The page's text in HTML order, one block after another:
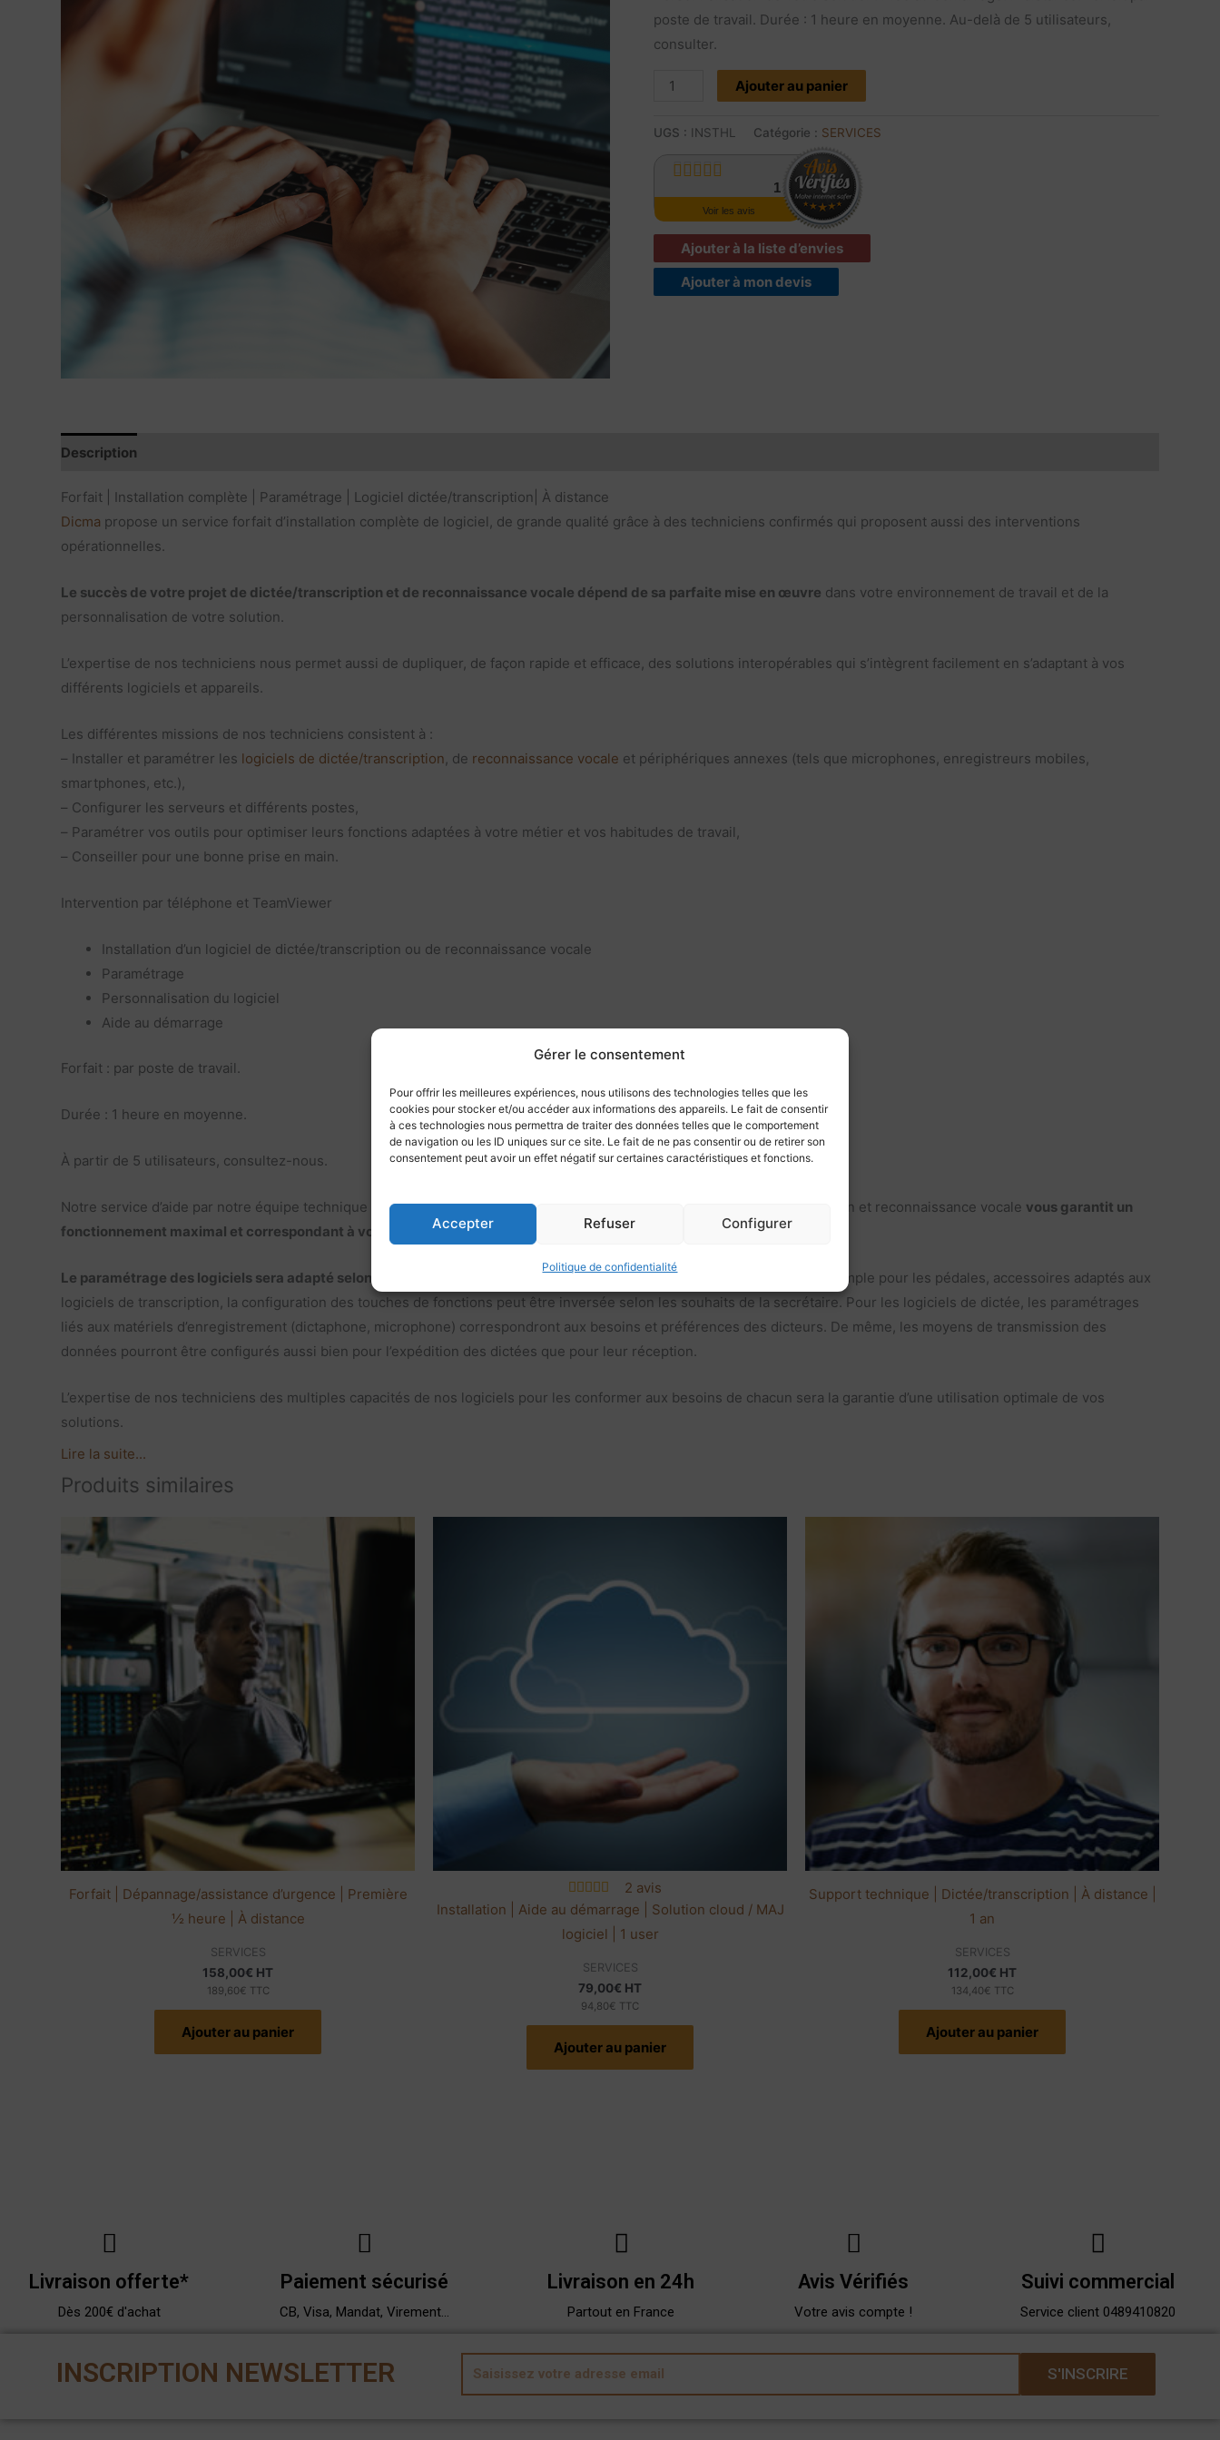
Gérer le consentement
Pour offrir les meilleures expériences, nous utilisons des technologies telles que les
cookies pour stocker et/ou accéder aux informations des appareils. Le fait de consentir
à ces technologies nous permettra de traiter des données telles que le comportement
de navigation ou les ID uniques sur ce site. Le fait de ne pas consentir ou de retirer son
consentement peut avoir un effet négatif sur certaines caractéristiques et fonctions.
Accepter Refuser Configurer
Politique de confidentialité
poste de travail. Durée : 1 heure en moyenne. Au-delà de 5 utilisateurs,
consulter.
Logiciel
distance
Ajouter au panier
UGS : INSTHL Catégorie : SERVICES
1
Avis
Voir les avis
Ajouter à la liste d’envies
Ajouter à mon devis
Description
Forfait | Installation complète | Paramétrage | Logiciel dictée/transcription| À distance
Dicma propose un service forfait d’installation complète de logiciel, de grande qualité grâce à des techniciens confirmés qui proposent aussi des interventions
opérationnelles.
Le succès de votre projet de dictée/transcription et de reconnaissance vocale dépend de sa parfaite mise en œuvre dans votre environnement de travail et de la
personnalisation de votre solution.
L’expertise de nos techniciens nous permet aussi de dupliquer, de façon rapide et efficace, des solutions interopérables qui s’intègrent facilement en s’adaptant à vos
différents logiciels et appareils.
Les différentes missions de nos techniciens consistent à :
– Installer et paramétrer les logiciels de dictée/transcription, de reconnaissance vocale et périphériques annexes (tels que microphones, enregistreurs mobiles,
smartphones, etc.),
– Configurer les serveurs et différents postes,
– Paramétrer vos outils pour optimiser leurs fonctions adaptées à votre métier et vos habitudes de travail,
– Conseiller pour une bonne prise en main.
Intervention par téléphone et TeamViewer
Installation d’un logiciel de dictée/transcription ou de reconnaissance vocale
Paramétrage
Personnalisation du logiciel
Aide au démarrage
Forfait : par poste de travail.
Durée : 1 heure en moyenne.
À partir de 5 utilisateurs, consultez-nous.
Notre service d’aide par notre équipe technique pour l’installation et le paramétrage de nos logiciels de dictée, transcription et reconnaissance vocale vous garantit un
fonctionnement maximal et correspondant à vos attentes des solutions digitales.
Le paramétrage des logiciels sera adapté selon vos besoins
et aux habitudes des utilisateurs. Pour ces derniers, par exemple pour les pédales, accessoires adaptés aux
logiciels de transcription, la configuration des touches de fonctions peut être inversée selon les souhaits de la secrétaire. Pour les logiciels de dictée, les paramétrages
liés aux matériels d’enregistrement (dictaphone, microphone) correspondront aux besoins et préférences des dicteurs. De même, les moyens de transmission des
données pourront être configurés aussi bien pour l’expédition des dictées que pour leur réception.
L’expertise de nos techniciens des multiples capacités de nos logiciels pour les conformer aux besoins de chacun sera la garantie d’une utilisation optimale de vos
solutions.
Lire la suite...
Produits similaires
Forfait | Dépannage/assistance d’urgence | Première
½ heure | À distance
SERVICES
158,00€ HT
189,60€ TTC
Ajouter au panier
2 avis
Installation | Aide au démarrage | Solution cloud / MAJ
logiciel | 1 user
SERVICES
79,00€ HT
94,80€ TTC
Ajouter au panier
Support technique | Dictée/transcription | À distance |
1 an
SERVICES
112,00€ HT
134,40€ TTC
Ajouter au panier
Livraison offerte*
Dès 200€ d'achat
Paiement sécurisé
CB, Visa, Mandat, Virement...
Livraison en 24h
Partout en France
Avis Vérifiés
Votre avis compte !
Suivi commercial
Service client 0489410820
INSCRIPTION NEWSLETTER S'INSCRIRE